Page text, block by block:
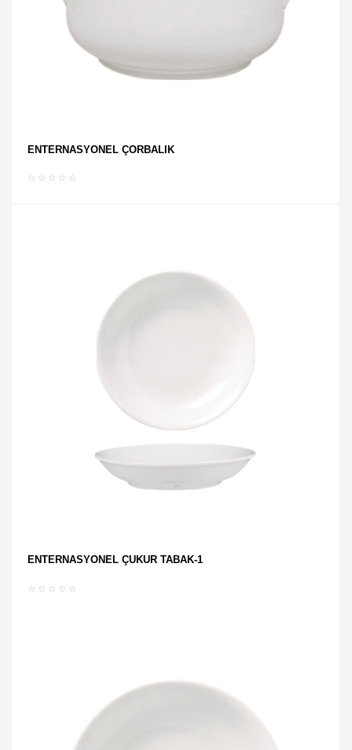
ENTERNASYONEL ÇORBALIK
ENTERNASYONEL ÇUKUR TABAK-1